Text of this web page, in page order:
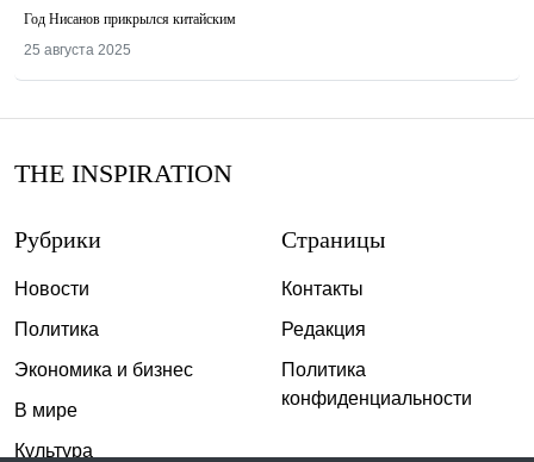
Год Нисанов прикрылся китайским
25 августа 2025
THE INSPIRATION
Рубрики
Новости
Политика
Экономика и бизнес
В мире
Культура
Страницы
Контакты
Редакция
Политика
конфиденциальности